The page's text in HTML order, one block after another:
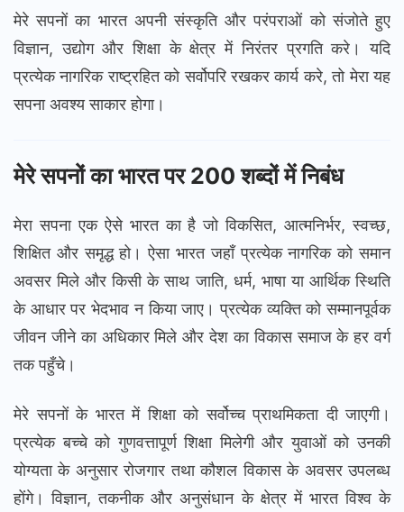
मेरे सपनों का भारत अपनी संस्कृति और परंपराओं को संजोते हुए
विज्ञान, उद्योग और शिक्षा के क्षेत्र में निरंतर प्रगति करे। यदि
प्रत्येक नागरिक राष्ट्रहित को सर्वोपरि रखकर कार्य करे, तो मेरा यह
सपना अवश्य साकार होगा।
मेरे सपनों का भारत पर 200 शब्दों में निबंध
मेरा सपना एक ऐसे भारत का है जो विकसित, आत्मनिर्भर, स्वच्छ,
शिक्षित और समृद्ध हो। ऐसा भारत जहाँ प्रत्येक नागरिक को समान
अवसर मिले और किसी के साथ जाति, धर्म, भाषा या आर्थिक स्थिति
के आधार पर भेदभाव न किया जाए। प्रत्येक व्यक्ति को सम्मानपूर्वक
जीवन जीने का अधिकार मिले और देश का विकास समाज के हर वर्ग
तक पहुँचे।
मेरे सपनों के भारत में शिक्षा को सर्वोच्च प्राथमिकता दी जाएगी।
प्रत्येक बच्चे को गुणवत्तापूर्ण शिक्षा मिलेगी और युवाओं को उनकी
योग्यता के अनुसार रोजगार तथा कौशल विकास के अवसर उपलब्ध
होंगे। विज्ञान, तकनीक और अनुसंधान के क्षेत्र में भारत विश्व के